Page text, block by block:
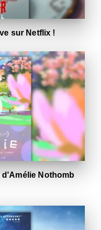
sur Netflix !
Nothomb